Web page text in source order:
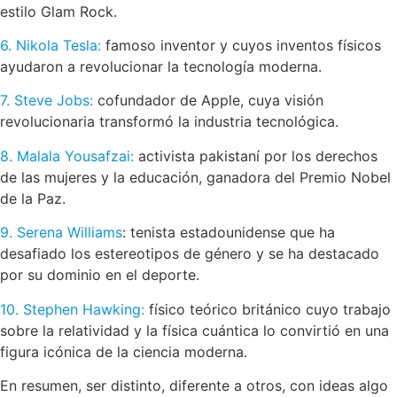
estilo Glam Rock.
6. Nikola Tesla: famoso inventor y cuyos inventos físicos
ayudaron a revolucionar la tecnología moderna.
7. Steve Jobs: cofundador de Apple, cuya visión
revolucionaria transformó la industria tecnológica.
8. Malala Yousafzai: activista pakistaní por los derechos
de las mujeres y la educación, ganadora del Premio Nobel
de la Paz.
9. Serena Williams: tenista estadounidense que ha
desafiado los estereotipos de género y se ha destacado
por su dominio en el deporte.
10. Stephen Hawking: físico teórico británico cuyo trabajo
sobre la relatividad y la física cuántica lo convirtió en una
figura icónica de la ciencia moderna.
En resumen, ser distinto, diferente a otros, con ideas algo